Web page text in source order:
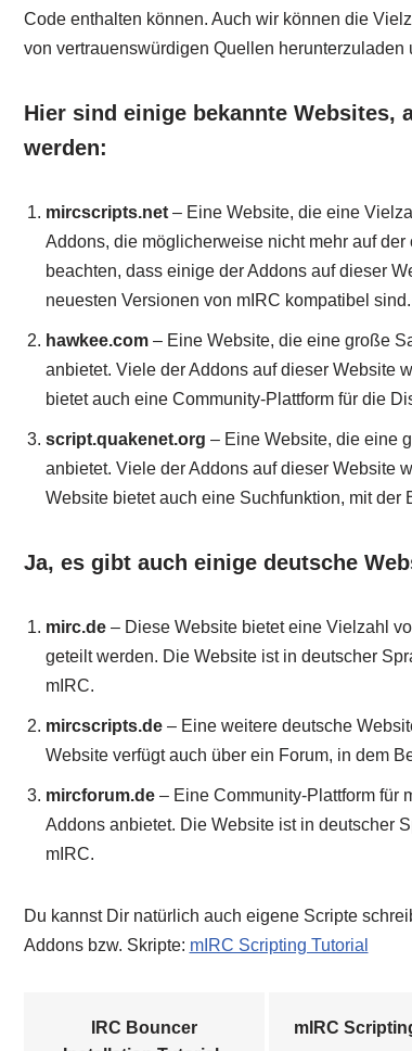
Code enthalten können. Auch wir können die
von vertrauenswürdigen Quellen herunterzuladen
Hier sind einige bekannte Websites,
werden:
mircscripts.net – Eine Website, die eine
Addons, die möglicherweise nicht mehr auf
beachten, dass einige der Addons auf dieser
neuesten Versionen von mIRC kompatibel sind.
hawkee.com– Eine Website, die eine große
anbietet. Viele der Addons auf dieser Website
bietet auch eine Community-Plattform für die
script.quakenet.org – Eine Website, die eine
anbietet. Viele der Addons auf dieser Website
Website bietet auch eine Suchfunktion, mit der
Ja, es gibt auch einige deutsche
mirc.de– Diese Website bietet eine Vielzahl
geteilt werden. Die Website ist in deutscher
mIRC.
mircscripts.de– Eine weitere deutsche
Website verfügt auch über ein Forum, in dem
mircforum.de– Eine Community-Plattform für
Addons anbietet. Die Website ist in deutscher
mIRC.
Du kannst Dir natürlich auch eigene Scripte
Addons bzw. Skripte: mIRC Scripting Tutorial
IRC Bouncer
mIRC